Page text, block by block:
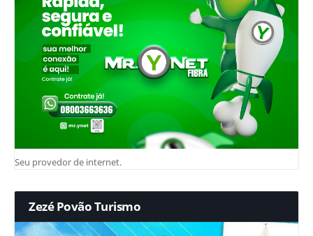
Seu provedor de internet.
Zezé Povão Turismo